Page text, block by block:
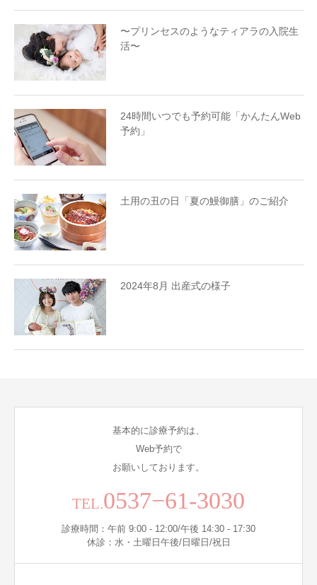
〜プリンセスのようなティアラの入院生
活〜
24時間いつでも予約可能「かんたんWeb
予約」
土用の丑の日「夏の鰻御膳」のご紹介
2024年8月 出産式の様子
基本的に診療予約は、
Web予約で
お願いしております。
TEL.0537−61-3030
診療時間：午前 9:00 - 12:00/午後 14:30 - 17:30
休診：水・土曜日午後/日曜日/祝日